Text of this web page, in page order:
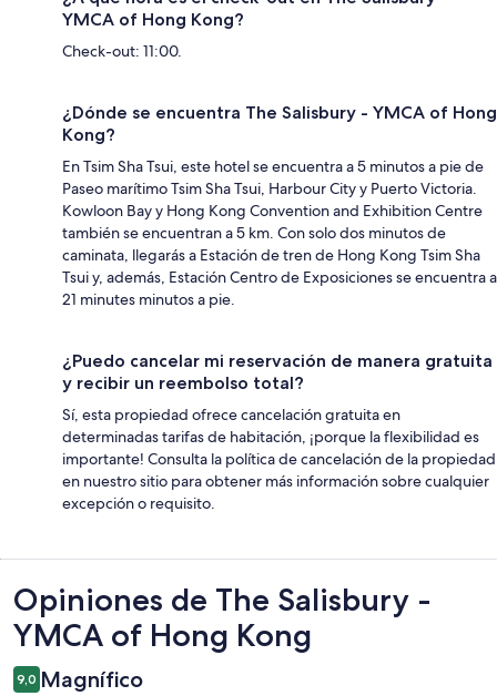
YMCA of Hong Kong?
Check-out: 11:00.
¿Dónde se encuentra The Salisbury - YMCA of Hong
Kong?
En Tsim Sha Tsui, este hotel se encuentra a 5 minutos a pie de
Paseo marítimo Tsim Sha Tsui, Harbour City y Puerto Victoria.
Kowloon Bay y Hong Kong Convention and Exhibition Centre
también se encuentran a 5 km. Con solo dos minutos de
caminata, llegarás a Estación de tren de Hong Kong Tsim Sha
Tsui y, además, Estación Centro de Exposiciones se encuentra a
21 minutes minutos a pie.
¿Puedo cancelar mi reservación de manera gratuita
y recibir un reembolso total?
Sí, esta propiedad ofrece cancelación gratuita en
determinadas tarifas de habitación, ¡porque la flexibilidad es
importante! Consulta la política de cancelación de la propiedad
en nuestro sitio para obtener más información sobre cualquier
excepción o requisito.
Opiniones
Opiniones de The Salisbury -
YMCA of Hong Kong
9,0 Magnífico